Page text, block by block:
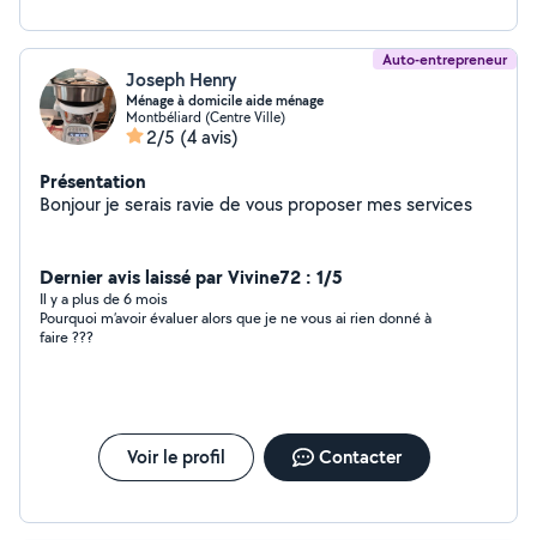
Auto-entrepreneur
Joseph Henry
Ménage à domicile aide ménage
Montbéliard (Centre Ville)
2/5 (4 avis)
Présentation
Bonjour je serais ravie de vous proposer mes services
Dernier avis laissé par Vivine72 : 1/5
Il y a plus de 6 mois
Pourquoi m’avoir évaluer alors que je ne vous ai rien donné à
faire ???
Voir le profil Contacter